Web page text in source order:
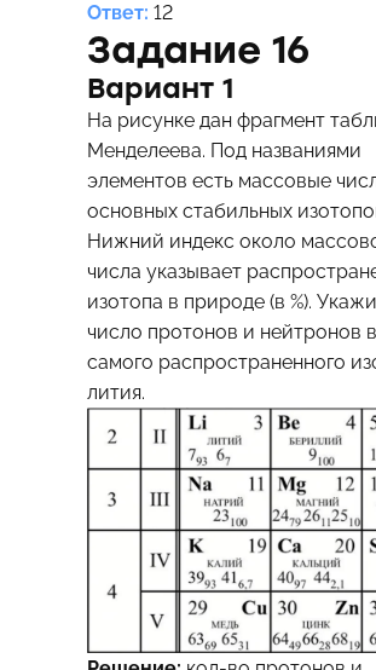
Ответ: 12
Задание 16
Вариант 1
На рисунке дан фрагмент
Менделеева. Под названиями
элементов есть массовые
основных стабильных
Нижний индекс около
числа указывает
изотопа в природе (в %).
число протонов и нейтронов
самого распространенного
лития.